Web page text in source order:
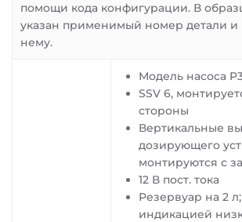
помощи кода конфигурации. В
указан применимый номер детали и
нему.
Модель насоса
SSV 6,
стороны
Вертикальные
дозирующего
монтируются с
12 В пост. тока
Резервуар на 2
индикацией